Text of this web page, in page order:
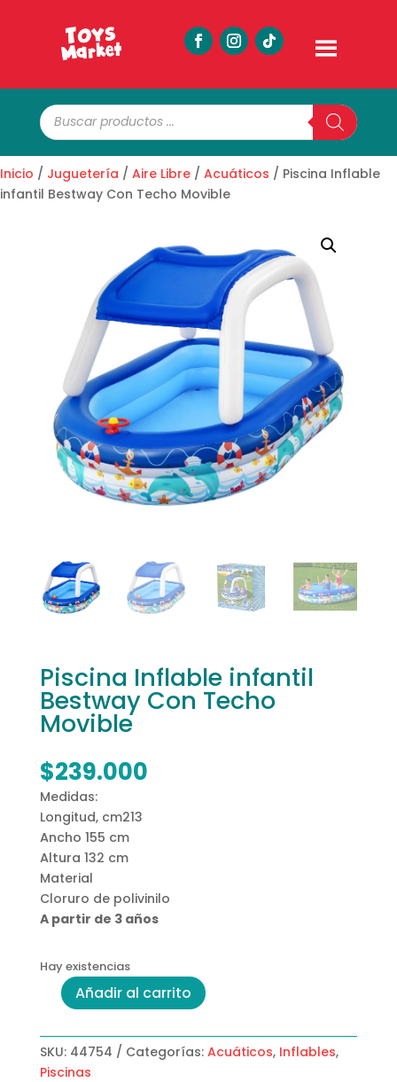
Búsqueda
de
productos
Inicio / Juguetería / Aire Libre / Acuáticos / Piscina Inflable
infantil Bestway Con Techo Movible
Piscina Inflable infantil
Bestway Con Techo
Movible
$239.000
Medidas:
Longitud, cm213
Ancho 155 cm
Altura 132 cm
Material
Cloruro de polivinilo
A partir de 3 años
Hay existencias
Piscina
infantil
Bestway
Añadir al carrito
SKU: 44754 Categorías: Acuáticos, Inflables,
Piscinas